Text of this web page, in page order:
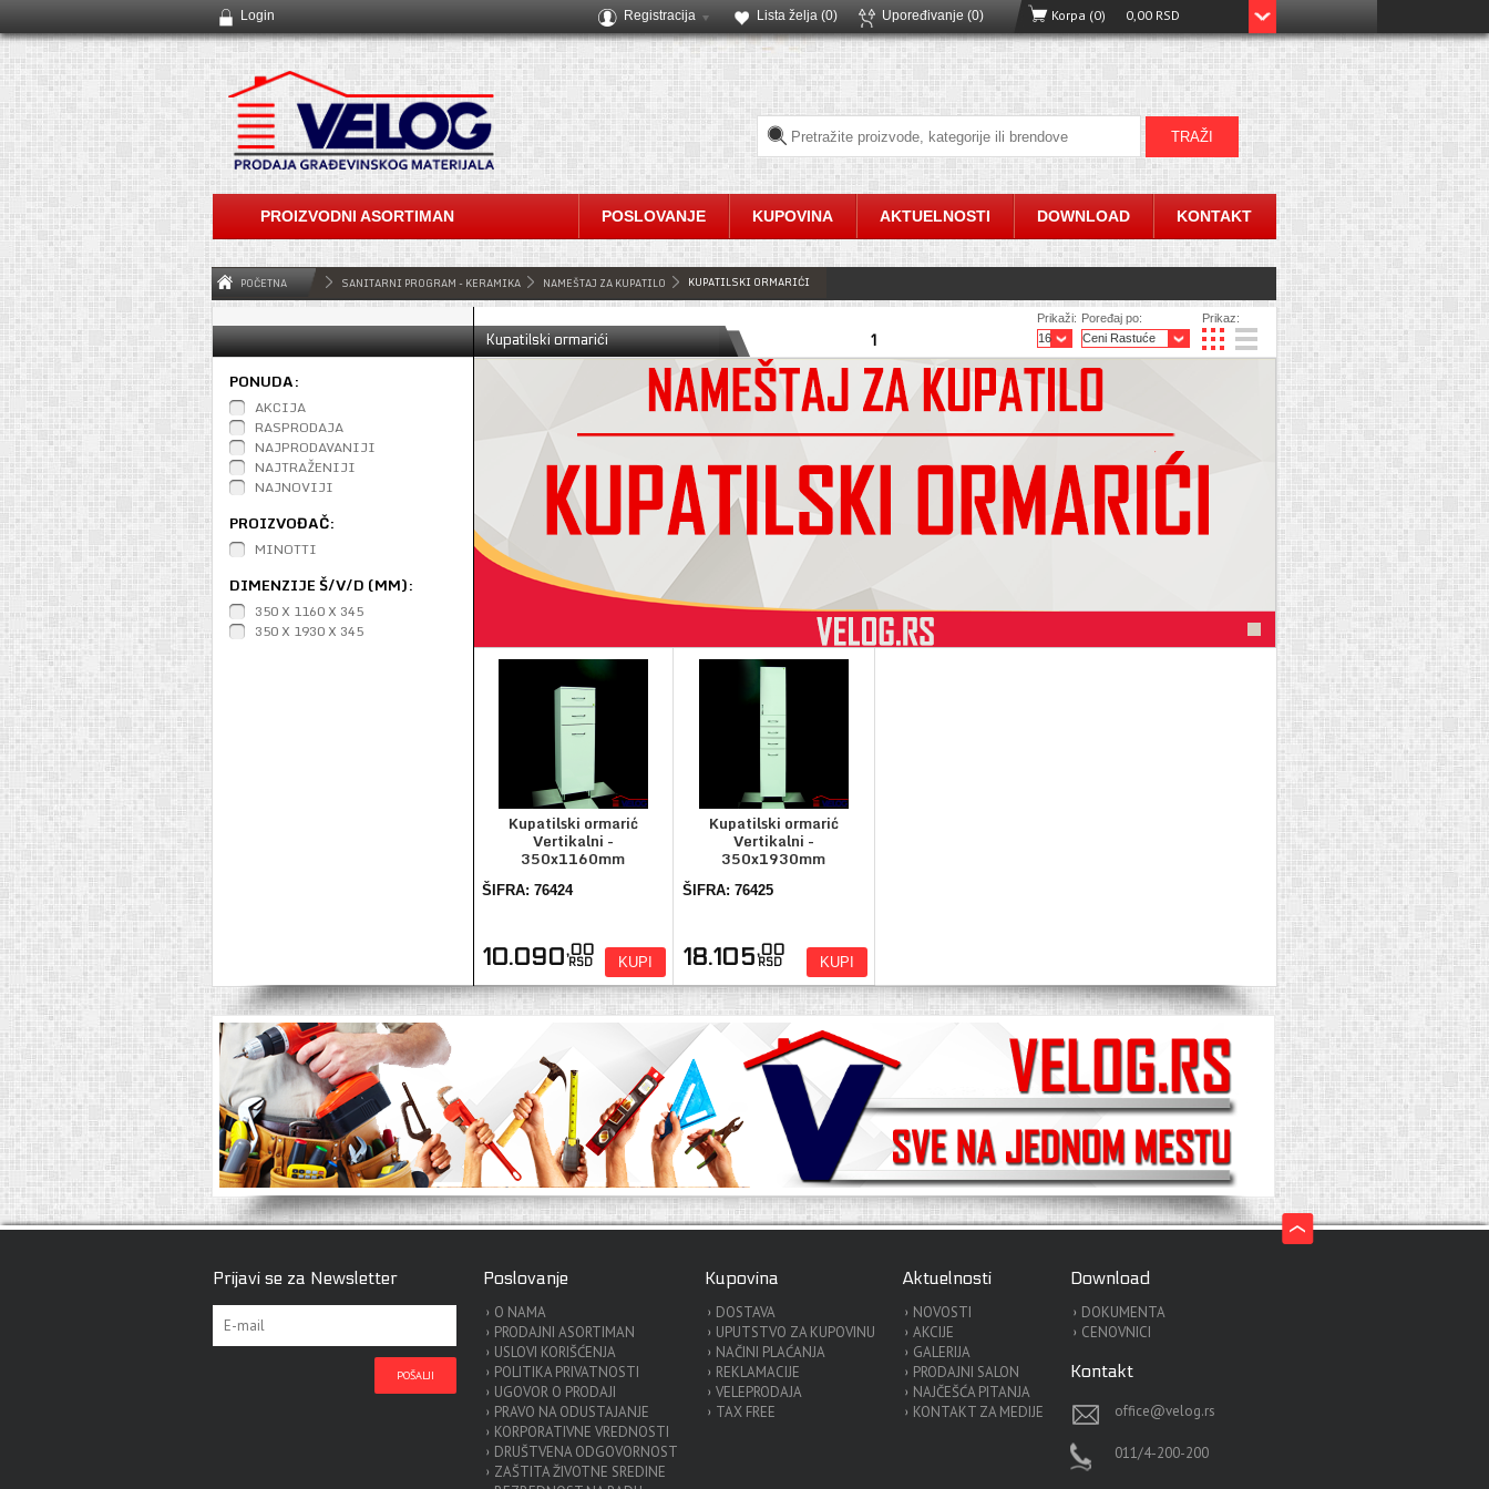
Korpa (0) 0,00 RSD
Upoređivanje (0)
Lista želja (0)
Registracija
Login
PROIZVODNI ASORTIMAN POSLOVANJE KUPOVINA AKTUELNOSTI DOWNLOAD KONTAKT
POČETNA SANITARNI PROGRAM - KERAMIKA NAMEŠTAJ ZA KUPATILO KUPATILSKI ORMARIĆI
PONUDA:
AKCIJA
RASPRODAJA
NAJPRODAVANIJI
NAJTRAŽENIJI
NAJNOVIJI
PROIZVOĐAČ:
MINOTTI
DIMENZIJE Š/V/D (MM):
350 X 1160 X 345
350 X 1930 X 345
Kupatilski ormarići 1
Prikaz:
Poređaj po:
Prikaži:
Kupatilski ormarić
Vertikalni -
350x1160mm
ŠIFRA: 76424
10.090,00
RSD KUPI
Kupatilski ormarić
Vertikalni -
350x1930mm
ŠIFRA: 76425
18.105,00
RSD KUPI
Prijavi se za Newsletter Poslovanje
O NAMA
PRODAJNI ASORTIMAN
USLOVI KORIŠĆENJA
POLITIKA PRIVATNOSTI
UGOVOR O PRODAJI
PRAVO NA ODUSTAJANJE
KORPORATIVNE VREDNOSTI
DRUŠTVENA ODGOVORNOST
ZAŠTITA ŽIVOTNE SREDINE
Kupovina
DOSTAVA
UPUTSTVO ZA KUPOVINU
NAČINI PLAĆANJA
REKLAMACIJE
VELEPRODAJA
TAX FREE
Aktuelnosti
NOVOSTI
AKCIJE
GALERIJA
PRODAJNI SALON
NAJČEŠĆA PITANJA
KONTAKT ZA MEDIJE
Download
DOKUMENTA
CENOVNICI
Kontakt
office@velog.rs
011/4-200-200